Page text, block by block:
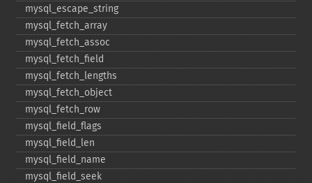
mysql_​escape_​string
mysql_​fetch_​array
mysql_​fetch_​assoc
mysql_​fetch_​field
mysql_​fetch_​lengths
mysql_​fetch_​object
mysql_​fetch_​row
mysql_​field_​flags
mysql_​field_​len
mysql_​field_​name
mysql_​field_​seek